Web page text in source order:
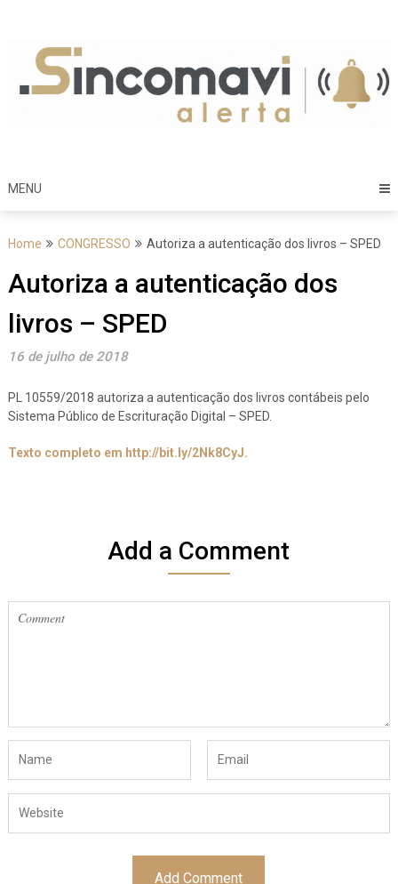
content
MENU
Home CONGRESSO Autoriza a autenticação dos livros – SPED
Autoriza a autenticação dos
livros – SPED
16 de julho de 2018
PL 10559/2018 autoriza a autenticação dos livros contábeis pelo
Sistema Público de Escrituração Digital – SPED.
Texto completo em http://bit.ly/2Nk8CyJ.
Add a Comment